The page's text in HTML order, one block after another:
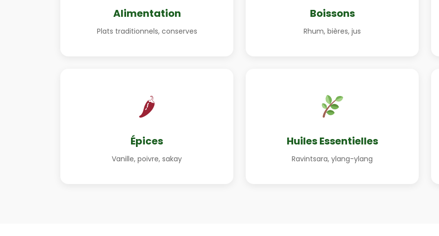
Alimentation
Plats traditionnels, conserves
Boissons
Rhum, bières, jus
🌶
Épices
Vanille, poivre, sakay
Huiles Essentielles
Ravintsara, ylang-ylang